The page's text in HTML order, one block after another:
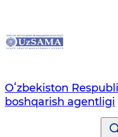
Oʻzbekiston
boshqarish agentligi